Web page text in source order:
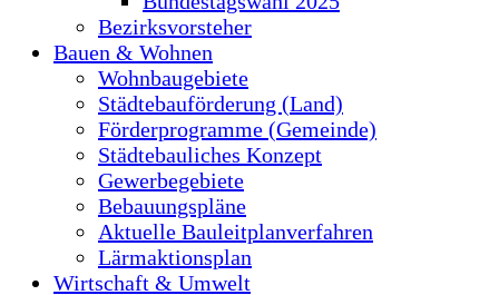
Bezirksvorsteher
Bauen & Wohnen
Wohnbaugebiete
Städtebauförderung (Land)
Förderprogramme (Gemeinde)
Städtebauliches Konzept
Gewerbegebiete
Bebauungspläne
Aktuelle Bauleitplanverfahren
Lärmaktionsplan
Wirtschaft & Umwelt